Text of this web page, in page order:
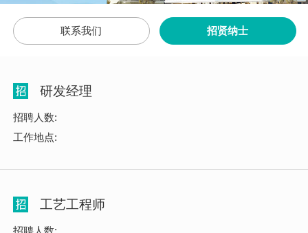
联系我们 招贤纳士
研发经理
招聘人数:
工作地点:
工艺工程师
招聘人数: